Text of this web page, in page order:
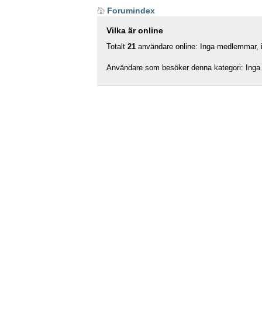
Forumindex
Vilka är online
Totalt 21 användare online: Inga
Användare som besöker denna kategori: